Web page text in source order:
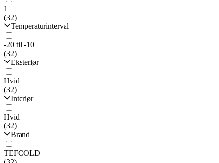
1
(32)
Temperaturinterval
-20 til -10
(32)
Eksteriør
Hvid
(32)
Interiør
Hvid
(32)
Brand
TEFCOLD